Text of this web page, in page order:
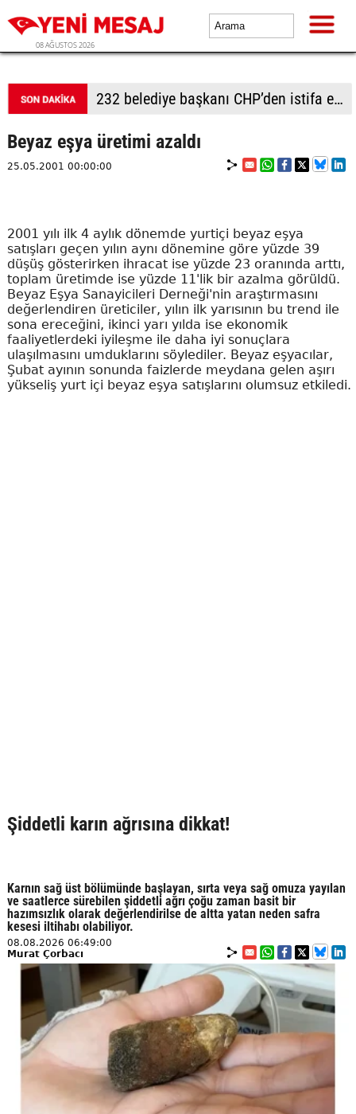
08 AĞUSTOS 2026
232 belediye başkanı CHP’den istifa etti
Beyaz eşya üretimi azaldı
25.05.2001 00:00:00
2001 yılı ilk 4 aylık dönemde yurtiçi beyaz eşya
satışları geçen yılın aynı dönemine göre yüzde 39
düşüş gösterirken ihracat ise yüzde 23 oranında arttı,
toplam üretimde ise yüzde 11'lik bir azalma görüldü.
Beyaz Eşya Sanayicileri Derneği'nin araştırmasını
değerlendiren üreticiler, yılın ilk yarısının bu trend ile
sona ereceğini, ikinci yarı yılda ise ekonomik
faaliyetlerdeki iyileşme ile daha iyi sonuçlara
ulaşılmasını umduklarını söylediler. Beyaz eşyacılar,
Şubat ayının sonunda faizlerde meydana gelen aşırı
yükseliş yurt içi beyaz eşya satışlarını olumsuz etkiledi.
Şiddetli karın ağrısına dikkat!
Karnın sağ üst bölümünde başlayan, sırta veya sağ omuza yayılan
ve saatlerce sürebilen şiddetli ağrı çoğu zaman basit bir
hazımsızlık olarak değerlendirilse de altta yatan neden safra
kesesi iltihabı olabiliyor.
08.08.2026 06:49:00
Murat Çorbacı